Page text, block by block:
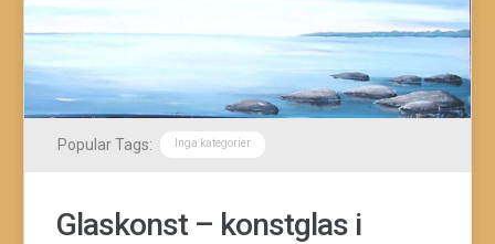
Popular Tags: Inga kategorier
Glaskonst – konstglas i